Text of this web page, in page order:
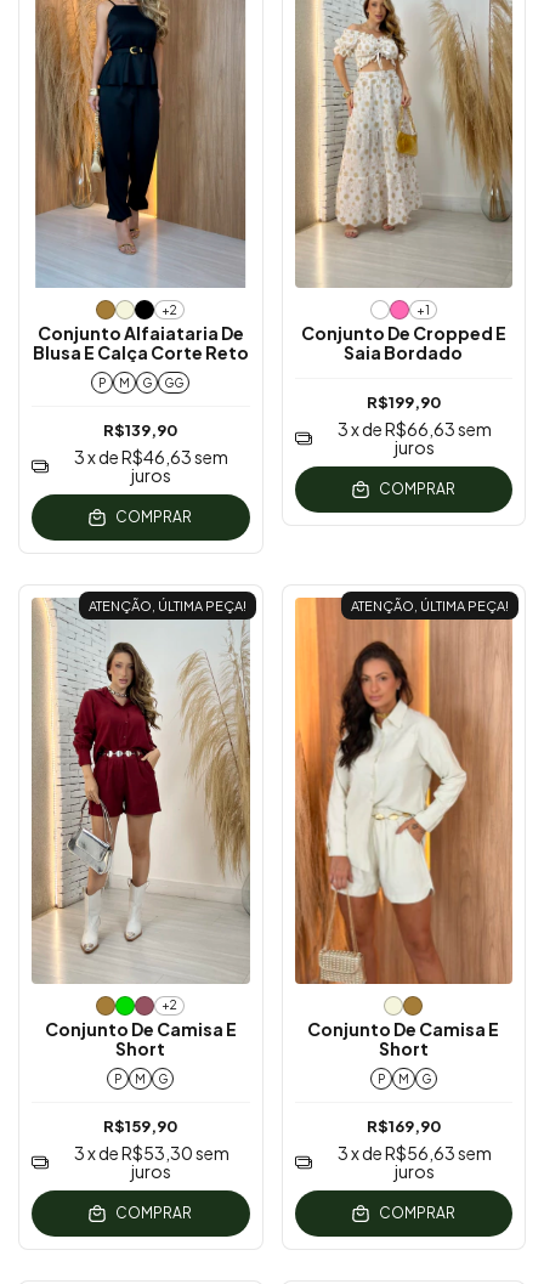
+2
Conjunto Alfaiataria De
Blusa E Calça Corte Reto
P M G GG
R$139,90
3x deR$46,63sem
juros
COMPRAR
+1
Conjunto De Cropped E
Saia Bordado
R$199,90
3x deR$66,63sem
juros
COMPRAR
ATENÇÃO, ÚLTIMA PEÇA!
+2
Conjunto De Camisa E
Short
P M G
R$159,90
3x deR$53,30sem
juros
COMPRAR
ATENÇÃO, ÚLTIMA PEÇA!
Conjunto De Camisa E
Short
P M G
R$169,90
3x deR$56,63sem
juros
COMPRAR